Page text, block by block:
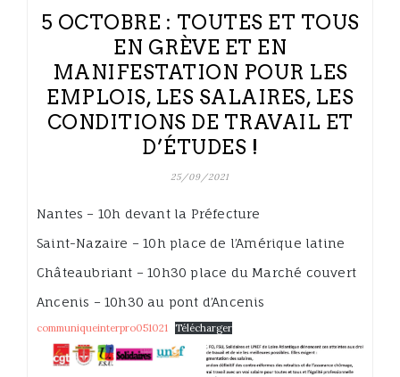
5 OCTOBRE : TOUTES ET TOUS
EN GRÈVE ET EN
MANIFESTATION POUR LES
EMPLOIS, LES SALAIRES, LES
CONDITIONS DE TRAVAIL ET
D’ÉTUDES !
25/09/2021
Nantes – 10h devant la Préfecture
Saint-Nazaire – 10h place de l’Amérique latine
Châteaubriant – 10h30 place du Marché couvert
Ancenis – 10h30 au pont d’Ancenis
communiqueinterpro051021 Télécharger